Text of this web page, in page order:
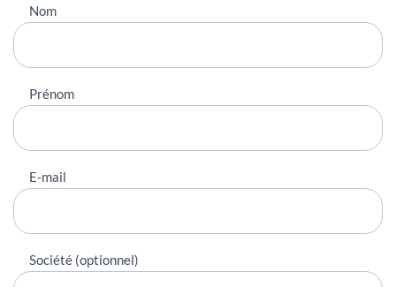
Nous
contacter
Nom
Prénom
E-mail
Société (optionnel)